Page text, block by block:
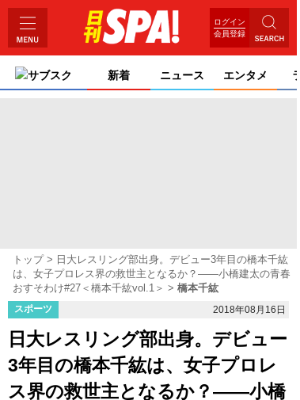
ログイン
会員登録
サブスク 新着 ニュース エンタメ
トップ
日大レスリング部出身。デビュー3年目の橋本千紘
は、女子プロレス界の救世主となるか？――小橋建太の青春
おすそわけ#27＜橋本千紘vol.1＞
橋本千紘
スポーツ 2018年08月16日
日大レスリング部出身。デビュー
3年目の橋本千紘は、女子プロレ
ス界の救世主となるか？――小橋